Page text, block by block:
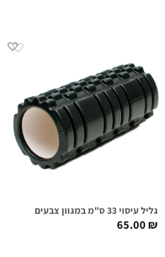
גליל עיסוי 33 ס"מ במגוון צבעים
65.00₪